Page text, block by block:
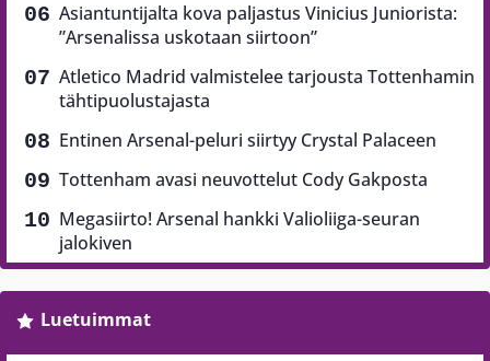
Asiantuntijalta kova paljastus Vinicius Juniorista:
”Arsenalissa uskotaan siirtoon”
Atletico Madrid valmistelee tarjousta Tottenhamin
tähtipuolustajasta
Entinen Arsenal-peluri siirtyy Crystal Palaceen
Tottenham avasi neuvottelut Cody Gakposta
Megasiirto! Arsenal hankki Valioliiga-seuran
jalokiven
Luetuimmat